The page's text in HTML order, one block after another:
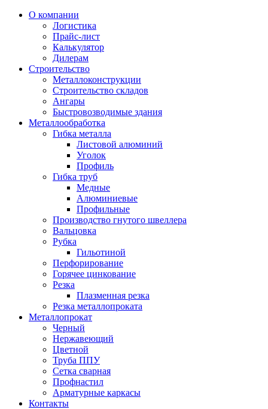
О компании
Логистика
Прайс-лист
Калькулятор
Дилерам
Строительство
Металлоконструкции
Строительство складов
Ангары
Быстровозводимые здания
Металлообработка
Гибка металла
Листовой алюминий
Уголок
Профиль
Гибка труб
Медные
Алюминиевые
Профильные
Производство гнутого швеллера
Вальцовка
Рубка
Гильотиной
Перфорирование
Горячее цинкование
Резка
Плазменная резка
Резка металлопроката
Металлопрокат
Черный
Нержавеющий
Цветной
Труба ППУ
Сетка сварная
Профнастил
Арматурные каркасы
Контакты